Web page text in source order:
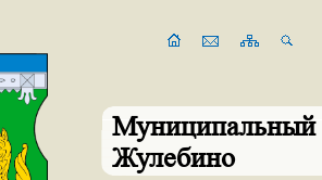
Муниципальный
Жулебино